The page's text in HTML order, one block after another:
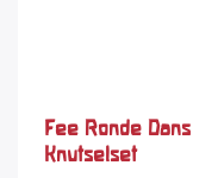
Fee Ronde Dans
Knutselset